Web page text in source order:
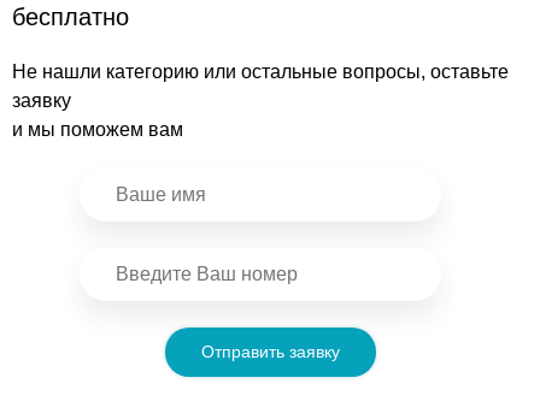
бесплатно
Не нашли категорию или остальные вопросы, оставьте
заявку
и мы поможем вам
Отправить заявку